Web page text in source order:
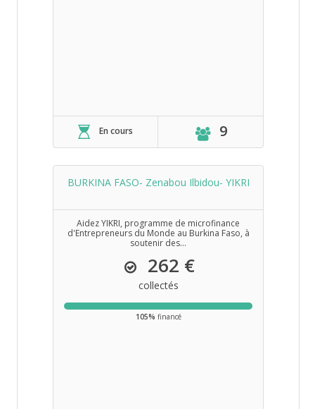
En cours 9
BURKINA FASO- Zenabou Ilbidou- YIKRI
Aidez YIKRI, programme de microfinance
d'Entrepreneurs du Monde au Burkina Faso, à
soutenir des...
262 €
collectés
105% financé